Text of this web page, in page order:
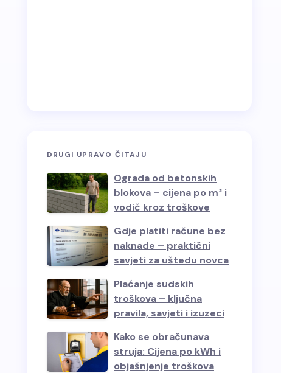
DRUGI UPRAVO ČITAJU
Ograda od betonskih
blokova – cijena po m² i
vodič kroz troškove
Gdje platiti račune bez
naknade – praktični
savjeti za uštedu novca
Plaćanje sudskih
troškova – ključna
pravila, savjeti i izuzeci
Kako se obračunava
struja: Cijena po kWh i
objašnjenje troškova